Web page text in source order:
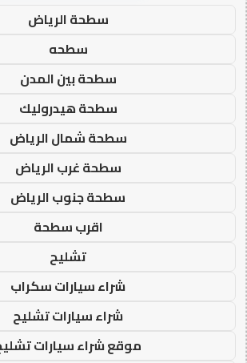
سطحة الرياض
سطحه
سطحة بين المدن
سطحة هيدروليك
سطحة شمال الرياض
سطحة غرب الرياض
سطحة جنوب الرياض
اقرب سطحة
تشليح
شراء سيارات سكراب
شراء سيارات تشليح
موقع شراء سيارات